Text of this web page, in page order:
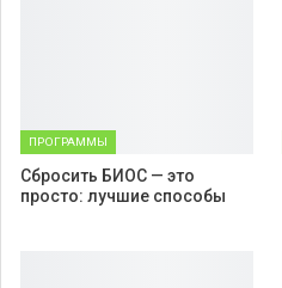
ПРОГРАММЫ
Cбросить БИОС — это
просто: лучшие способы